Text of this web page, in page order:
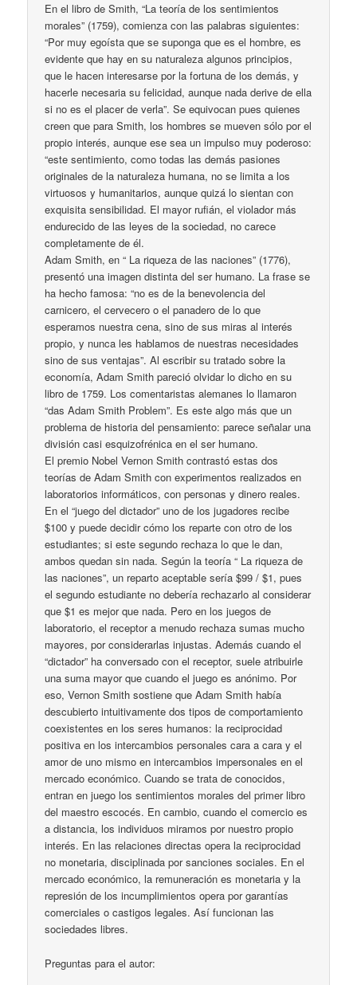
En el libro de Smith, “La teoría de los sentimientos
morales” (1759), comienza con las palabras siguientes:
“Por muy egoísta que se suponga que es el hombre, es
evidente que hay en su naturaleza algunos principios,
que le hacen interesarse por la fortuna de los demás, y
hacerle necesaria su felicidad, aunque nada derive de ella
si no es el placer de verla”. Se equivocan pues quienes
creen que para Smith, los hombres se mueven sólo por el
propio interés, aunque ese sea un impulso muy poderoso:
“este sentimiento, como todas las demás pasiones
originales de la naturaleza humana, no se limita a los
virtuosos y humanitarios, aunque quizá lo sientan con
exquisita sensibilidad. El mayor rufián, el violador más
endurecido de las leyes de la sociedad, no carece
completamente de él.
Adam Smith, en “ La riqueza de las naciones” (1776),
presentó una imagen distinta del ser humano. La frase se
ha hecho famosa: “no es de la benevolencia del
carnicero, el cervecero o el panadero de lo que
esperamos nuestra cena, sino de sus miras al interés
propio, y nunca les hablamos de nuestras necesidades
sino de sus ventajas”. Al escribir su tratado sobre la
economía, Adam Smith pareció olvidar lo dicho en su
libro de 1759. Los comentaristas alemanes lo llamaron
“das Adam Smith Problem”. Es este algo más que un
problema de historia del pensamiento: parece señalar una
división casi esquizofrénica en el ser humano.
El premio Nobel Vernon Smith contrastó estas dos
teorías de Adam Smith con experimentos realizados en
laboratorios informáticos, con personas y dinero reales.
En el “juego del dictador” uno de los jugadores recibe
$100 y puede decidir cómo los reparte con otro de los
estudiantes; si este segundo rechaza lo que le dan,
ambos quedan sin nada. Según la teoría “ La riqueza de
las naciones”, un reparto aceptable sería $99 / $1, pues
el segundo estudiante no debería rechazarlo al considerar
que $1 es mejor que nada. Pero en los juegos de
laboratorio, el receptor a menudo rechaza sumas mucho
mayores, por considerarlas injustas. Además cuando el
“dictador” ha conversado con el receptor, suele atribuirle
una suma mayor que cuando el juego es anónimo. Por
eso, Vernon Smith sostiene que Adam Smith había
descubierto intuitivamente dos tipos de comportamiento
coexistentes en los seres humanos: la reciprocidad
positiva en los intercambios personales cara a cara y el
amor de uno mismo en intercambios impersonales en el
mercado económico. Cuando se trata de conocidos,
entran en juego los sentimientos morales del primer libro
del maestro escocés. En cambio, cuando el comercio es
a distancia, los individuos miramos por nuestro propio
interés. En las relaciones directas opera la reciprocidad
no monetaria, disciplinada por sanciones sociales. En el
mercado económico, la remuneración es monetaria y la
represión de los incumplimientos opera por garantías
comerciales o castigos legales. Así funcionan las
sociedades libres.
Preguntas para el autor: